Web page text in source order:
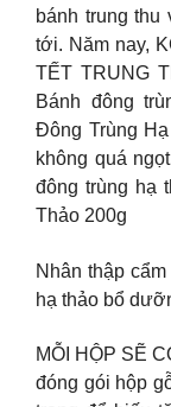
bánh trung thu
tới. Năm nay,
TẾT TRUNG
Bánh đông
Đông Trùng
không quá
đông trùng hạ
Thảo 200g
Nhân thập
hạ thảo bổ
MỖI HỘP SẼ
đóng gói hộp